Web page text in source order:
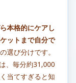
本格的にケアし
ットまで自分で
選び分けです。
、毎分約31,000
当てすぎると知